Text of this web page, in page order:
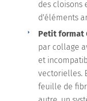
des cloisons
d'éléments
Petit format
par collage
et
vectorielles.
feuille de